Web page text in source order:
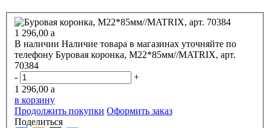
1 296,00 a
В наличии Наличие товара в магазинах уточняйте по
телефону Буровая коронка, М22*85мм//MATRIX, арт.
70384
-
+
1 296,00 a
в корзину
Продолжить покупки Оформить заказ
Поделиться